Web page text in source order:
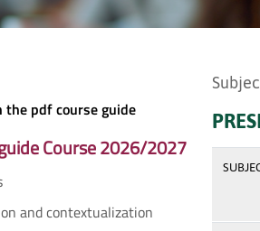
the pdf course guide
Course 2026/2027
and contextualization